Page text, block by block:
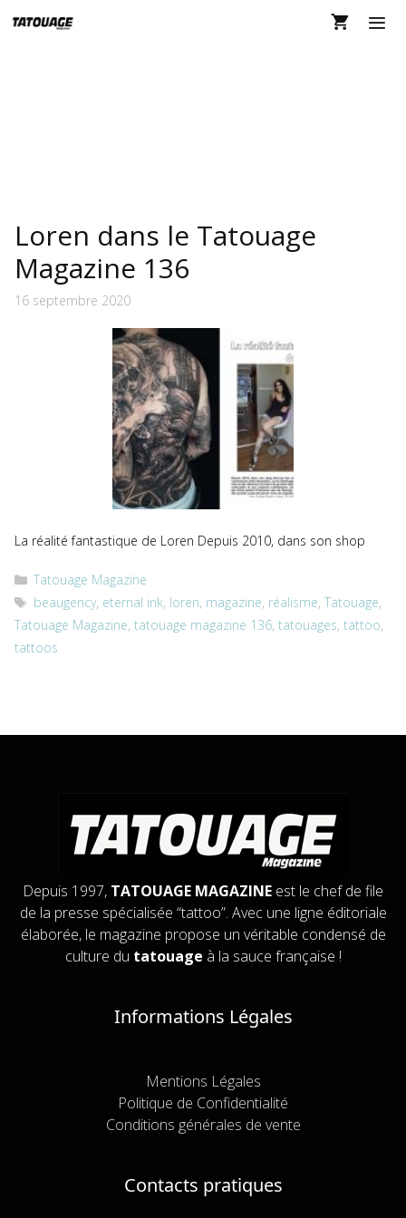
au
Loren dans le Tatouage
Magazine 136
16 septembre 2020
La réalité fantastique de Loren Depuis 2010, dans son shop
Catégories
Tatouage Magazine
Étiquettes
beaugency, eternal ink, loren, magazine, réalisme,Tatouage,
Tatouage Magazine, tatouage magazine 136, tatouages, tattoo,
tattoos
Depuis 1997, TATOUAGE MAGAZINE est le chef de file
de la presse spécialisée “tattoo”. Avec une ligne éditoriale
élaborée, le magazine propose un véritable condensé de
culture du tatouage à la sauce française !
Informations Légales
Mentions Légales
Politique de Confidentialité
Conditions générales de vente
Contacts pratiques